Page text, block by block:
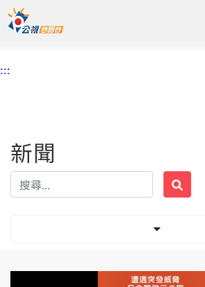
中央內容區塊
頭頁
:::
新聞